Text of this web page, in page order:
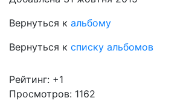
Вернуться к альбому
Вернуться к списку альбомов
Рейтинг: +1
Просмотров: 1162